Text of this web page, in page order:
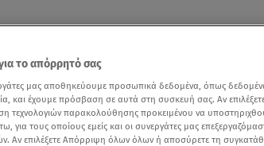
το απόρρητό σας
μας αποθηκεύουμε προσωπικά δεδομένα, όπως
και έχουμε πρόσβαση σε αυτά στη συσκευή σας. Αν
τεχνολογιών παρακολούθησης προκειμένου να
για τους οποίους εμείς και οι συνεργάτες μας
Αν επιλέξετε Απόρριψη όλων όλων ή αποσύρετε τη